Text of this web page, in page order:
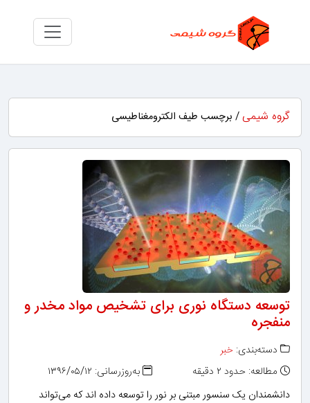
گروه شیمی / برچسب طیف الکترومغناطیسی
توسعه دستگاه نوری برای تشخیص مواد مخدر و
منفجره
دسته‌بندی: خبر
مطالعه: حدود ۲ دقیقه
به‌روزرسانی: ۱۳۹۶/۰۵/۱۲
دانشمندان یک سنسور مبتنی بر نور را توسعه داده اند که می‌تواند